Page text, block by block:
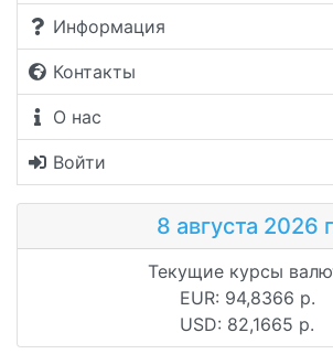
Информация
Контакты
О нас
Войти
8 августа 2026
Текущие курсы
EUR: 94,8366 р.
USD: 82,1665 р.